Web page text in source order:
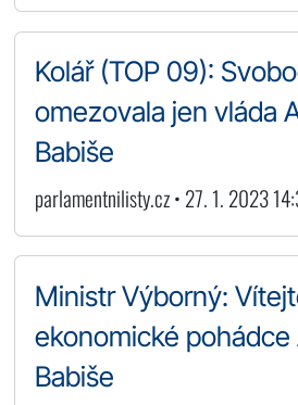
Kolář (TOP 09):
omezovala jen vláda
Babiše
parlamentnilisty.cz • 27. 1. 2023
Ministr Výborný:
ekonomické pohádce
Babiše